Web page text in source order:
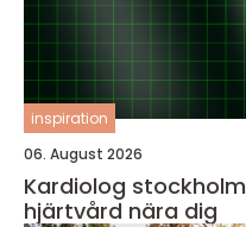
inspiration
06. August 2026
Kardiolog stockholm trygg och modern
hjärtvård nära dig